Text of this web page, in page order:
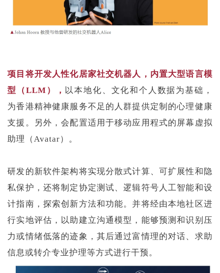
项目将开发人性化居家社交机器人，内置大型语言模
型（LLM）， 以本地化、文化和个人数据为基础，
为香港精神健康服务不足的人群提供定制的心理健康
支援。另外，会配置适用于移动应用程式的屏幕虚拟
助理（Avatar）。
研发的新软件架构将实现分散式计算、可扩展性和隐
私保护，还将制定协定测试、逻辑符号人工智能和设
计指南，探索创新方法和功能。并将经由本地社区进
行实地评估，以助建立沟通模型，能够预测和识别压
力或情绪低落的迹象，其后通过富情理的对话、求助
信息或转介专业护理等方式进行干预。